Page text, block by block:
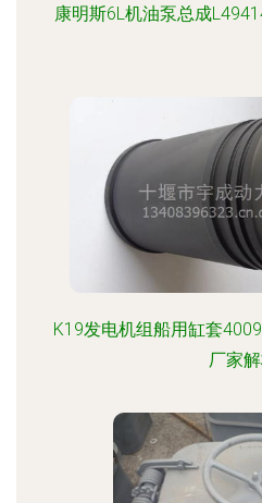
康明斯6L机油泵总成
K19发电机组船用缸套
厂家